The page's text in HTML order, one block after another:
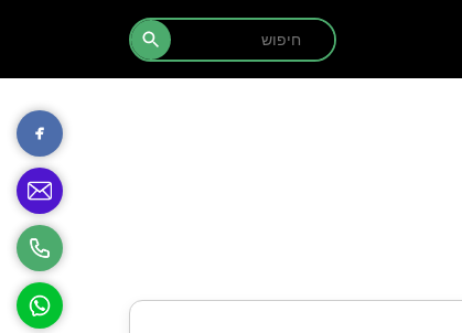
Search
for:
Search Button